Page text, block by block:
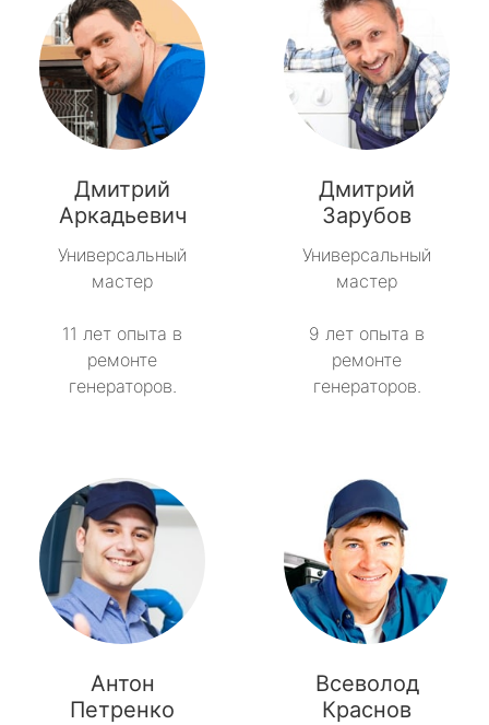
Дмитрий
Аркадьевич
Универсальный
мастер
11 лет опыта в
ремонте
генераторов.
Дмитрий
Зарубов
Универсальный
мастер
9 лет опыта в
ремонте
генераторов.
Антон
Петренко
Всеволод
Краснов